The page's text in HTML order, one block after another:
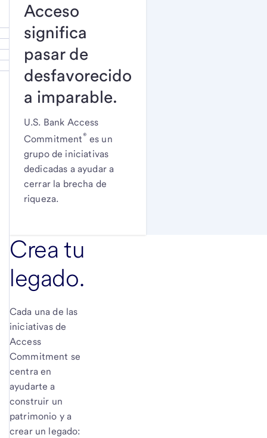
Acceso
significa
pasar de
desfavorecido
a imparable.
U.S. Bank Access
Commitment® es un
grupo de iniciativas
dedicadas a ayudar a
cerrar la brecha de
riqueza.
Crea tu
legado.
Cada una de las
iniciativas de
Access
Commitment se
centra en
ayudarte a
construir un
patrimonio y a
crear un legado: